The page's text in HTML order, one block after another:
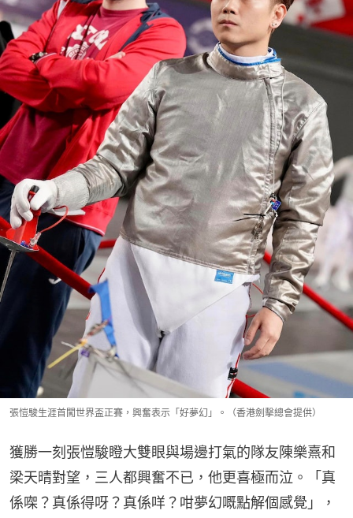
張愷駿生涯首闖世界盃正賽，興奮表示「好夢幻」。（香港劍擊總會提供）
獲勝一刻張愷駿瞪大雙眼與場邊打氣的隊友陳樂熹和
梁天晴對望，三人都興奮不已，他更喜極而泣。「真
係㗎？真係得呀？真係咩？咁夢幻嘅點解個感覺」，